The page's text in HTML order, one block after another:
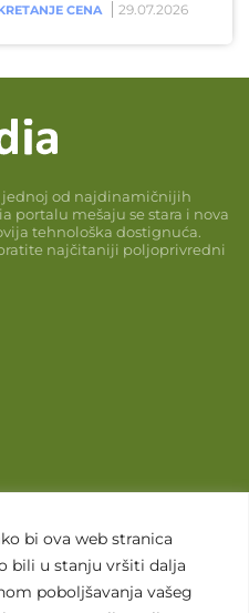
bi ova web stranica
bili u stanju vršiti dalja
poboljšavanja vašeg
CENA 29.07.2026
jednoj od najdinamičnijih
portalu mešaju se stara i nova
tehnološka dostignuća.
najčitaniji poljoprivredni